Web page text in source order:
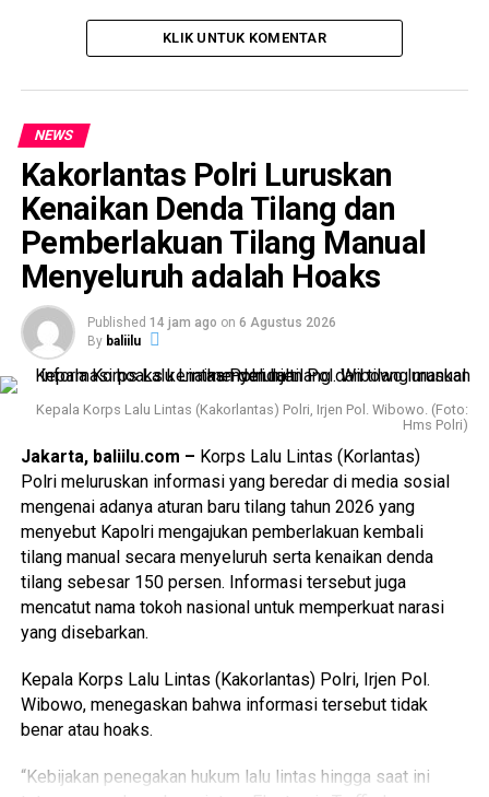
KLIK UNTUK KOMENTAR
NEWS
Kakorlantas Polri Luruskan
Kenaikan Denda Tilang dan
Pemberlakuan Tilang Manual
Menyeluruh adalah Hoaks
Published 14 jam ago on 6 Agustus 2026
By baliilu
Kepala Korps Lalu Lintas (Kakorlantas) Polri, Irjen Pol. Wibowo. (Foto:
Hms Polri)
Jakarta, baliilu.com – Korps Lalu Lintas (Korlantas)
Polri meluruskan informasi yang beredar di media sosial
mengenai adanya aturan baru tilang tahun 2026 yang
menyebut Kapolri mengajukan pemberlakuan kembali
tilang manual secara menyeluruh serta kenaikan denda
tilang sebesar 150 persen. Informasi tersebut juga
mencatut nama tokoh nasional untuk memperkuat narasi
yang disebarkan.
Kepala Korps Lalu Lintas (Kakorlantas) Polri, Irjen Pol.
Wibowo, menegaskan bahwa informasi tersebut tidak
benar atau hoaks.
“Kebijakan penegakan hukum lalu lintas hingga saat ini